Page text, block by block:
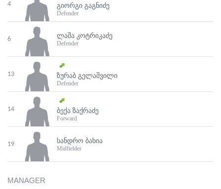
4 ᲒᲘᲝᲠᲒᲘ ᲒᲐᲒᲜᲘᲫᲔ
Defender
6 ᲚᲐᲨᲐ ᲙᲝᲢᲠᲘᲙᲐᲫᲔ
Defender
13 ᲖᲣᲠᲐᲑ ᲒᲔᲚᲐᲨᲕᲘᲚᲘ
Defender
14 ᲑᲔᲥᲐ ᲖᲐᲥᲠᲐᲫᲔ
Forward
19 ᲡᲐᲜᲓᲠᲝ ᲑᲐᲮᲘᲐ
Midfielder
MANAGER